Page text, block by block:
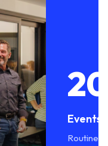
Events
Routine